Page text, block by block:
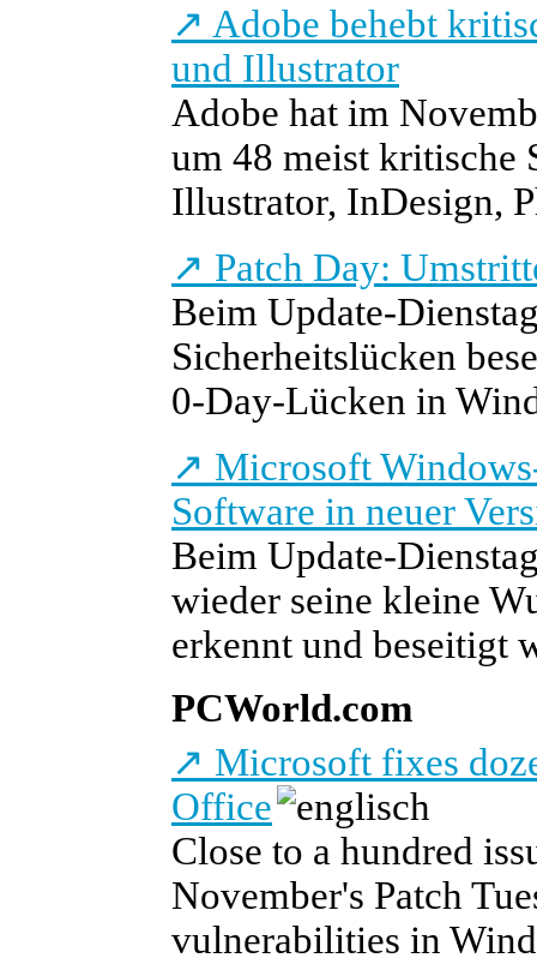
↗ Adobe behebt
und Illustrator
Adobe hat im
um 48 meist kritische
Illustrator, InDesign,
↗ Patch Day:
Beim Update-
Sicherheitslücken
0-Day-Lücken in
↗ Microsoft
Software in neuer
Beim Update-
wieder seine kleine
erkennt und beseitigt
PCWorld.com
↗ Microsoft fixes
Office
Close to a hundred
November's Patch
vulnerabilities in